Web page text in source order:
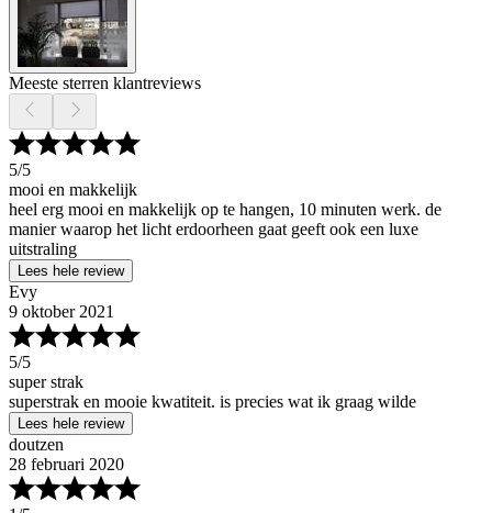
Meeste sterren klantreviews
5/5
mooi en makkelijk
heel erg mooi en makkelijk op te hangen, 10 minuten werk. de
manier waarop het licht erdoorheen gaat geeft ook een luxe
uitstraling
Lees hele review
Evy
9 oktober 2021
5/5
super strak
superstrak en mooie kwatiteit. is precies wat ik graag wilde
Lees hele review
doutzen
28 februari 2020